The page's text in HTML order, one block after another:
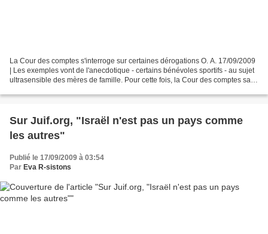
La Cour des comptes s'interroge sur certaines dérogations O. A. 17/09/2009
| Les exemples vont de l'anecdotique - certains bénévoles sportifs - au sujet
ultrasensible des mères de famille. Pour cette fois, la Cour des comptes sait
Sur Juif.org, "Israël n'est pas un pays comme
les autres"
Publié le 17/09/2009 à 03:54
Par Eva R-sistons